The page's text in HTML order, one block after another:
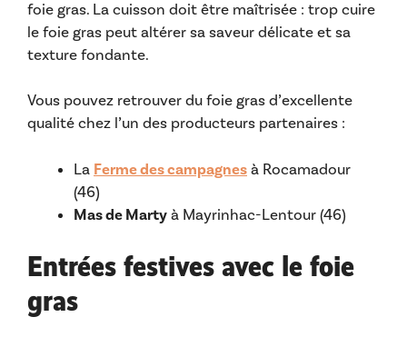
foie gras. La cuisson doit être maîtrisée : trop cuire
le foie gras peut altérer sa saveur délicate et sa
texture fondante.
Vous pouvez retrouver du foie gras d’excellente
qualité chez l’un des producteurs partenaires :
La Ferme des campagnes à Rocamadour
(46)
Mas de Marty à Mayrinhac-Lentour (46)
Entrées festives avec le foie
gras